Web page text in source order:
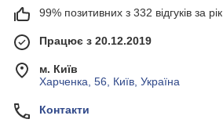
99% позитивних з 332 відгуків за рік
Працює з 20.12.2019
м. Київ
Харченка, 56, Київ, Україна
Контакти